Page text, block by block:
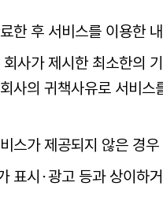
한 후 서비스를 이용한
사가 제시한 최소한의
사의 귀책사유로 서비스
스가 제공되지 않은 경우
표시·광고 등과 상이하